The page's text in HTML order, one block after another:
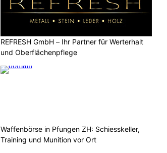
REFRESH GmbH – Ihr Partner für Werterhalt
und Oberflächenpflege
Waffenbörse in Pfungen ZH: Schiesskeller,
Training und Munition vor Ort